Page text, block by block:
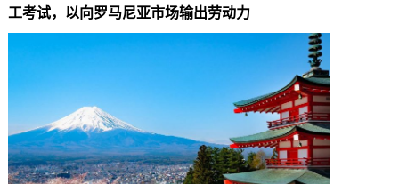
工考试，以向罗马尼亚市场输出劳动力